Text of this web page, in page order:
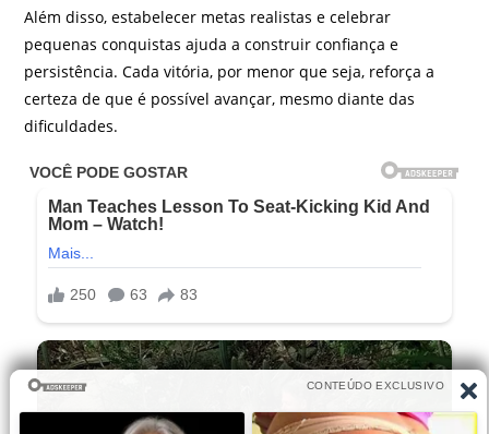
Além disso, estabelecer metas realistas e celebrar
pequenas conquistas ajuda a construir confiança e
persistência. Cada vitória, por menor que seja, reforça a
certeza de que é possível avançar, mesmo diante das
dificuldades.